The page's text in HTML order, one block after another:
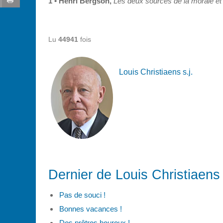
Lu 44941 fois
Louis Christiaens s.j.
Dernier de Louis Christiaens
Pas de souci !
Bonnes vacances !